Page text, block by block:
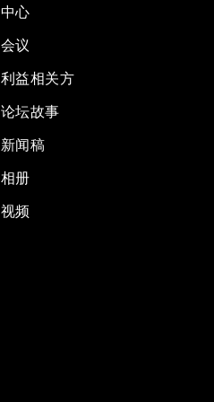
中心
会议
利益相关方
论坛故事
新闻稿
相册
视频